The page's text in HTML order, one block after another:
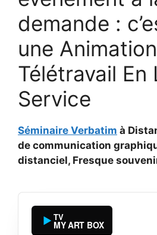
demande :
une Animation
Télétravail En
Service
Séminaire Verbatim à
de communication
distanciel, Fresque
TV
MY ART BOX